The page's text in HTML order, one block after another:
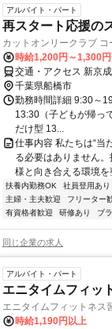
アルバイト・パート
再スタート応援の
カットオンリークラブ
時給1,200円～1,300円
交通・アクセス 新京
千葉県船橋市
勤務時間詳細 9:30～
13:30（子どもが帰っ
だけ型 13...
仕事内容 私たちは“当
る必要はありません
様と向き合える環境
扶養内勤務OK 社員登用あり
主婦・主夫歓迎
フリーター
有資格者歓迎
研修あり ブ
同じ企業の求人
アルバイト・パート
エニタイムフィッ
エニタイムフィットネス
時給1,190円以上